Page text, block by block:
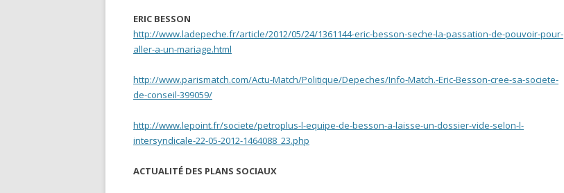
ERIC BESSON
http://www.ladepeche.fr/article/2012/05/24/1361144-eric-besson-seche-la-passation-de-pouvoir-pour-
aller-a-un-mariage.html
http://www.parismatch.com/Actu-Match/Politique/Depeches/Info-Match.-Eric-Besson-cree-sa-societe-
de-conseil-399059/
http://www.lepoint.fr/societe/petroplus-l-equipe-de-besson-a-laisse-un-dossier-vide-selon-l-
intersyndicale-22-05-2012-1464088_23.php
ACTUALITÉ DES PLANS SOCIAUX